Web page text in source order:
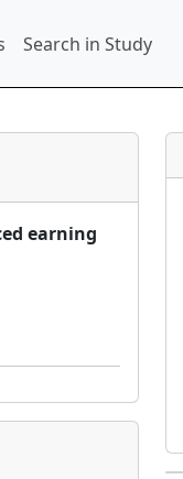
Search in Study
earning